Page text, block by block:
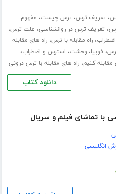
، تعریف ترس، ترس چیست، مفهوم
، تعریف ترس در روانشناسی، علت ترس،
،راه مقابله با ترس،راه های مقابله
، فوبیا، وحشت، استرس و اضطراب،
کنیم،راه های مقابله با ترس درونی
دانلود کتاب
با تماشای فیلم و سریال
انگلیسی